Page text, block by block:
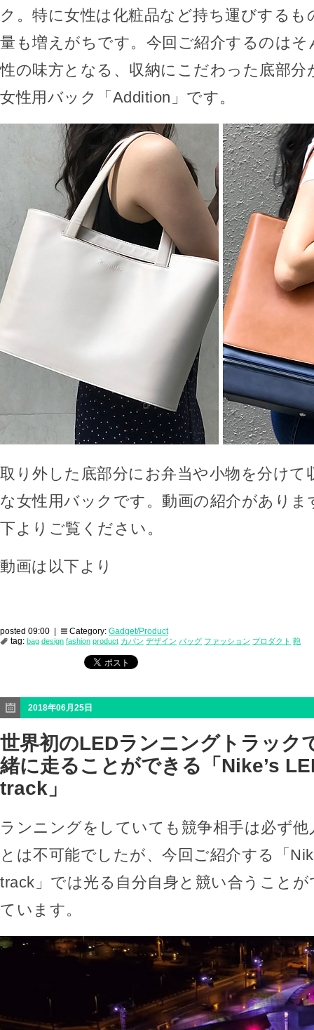
ク。特に女性は化粧品など持ち運びするも
量も増えがちです。今回ご紹介するのはそ
性の味方となる、収納にこだわった底部分
女性用バック「Addition」です。
取り外した底部分にお弁当や小物を分けて
な女性用バックです。動画の紹介があり
下よりご覧ください。
動画は以下より
posted 09:00 | Category: Gadget/Product
tag: bag design fashion product カバン デザイン バッグ ファッション プロダクト 鞄
2018年06月25日
世界初のLEDランニングトラック
緒に走ることができる「Nike’s
track」
ランニングをしていても競争相手は必ず他
とは不可能でしたが、今回ご紹介する「
track」では光る自分自身と競い合うこと
ています。